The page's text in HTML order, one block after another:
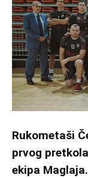
Rukometaši
prvog
ekipa Maglaja.